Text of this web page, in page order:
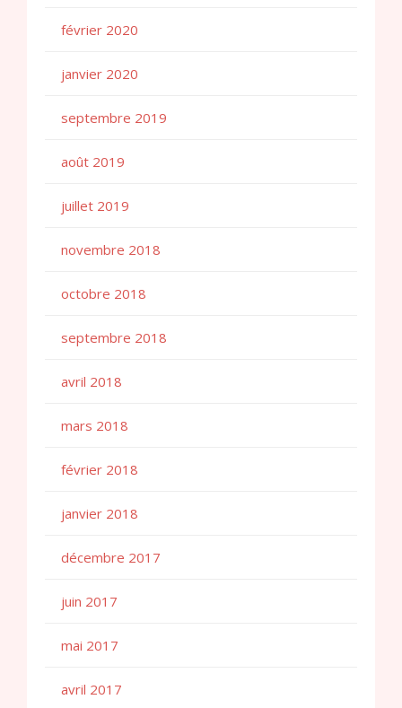
février 2020
janvier 2020
septembre 2019
août 2019
juillet 2019
novembre 2018
octobre 2018
septembre 2018
avril 2018
mars 2018
février 2018
janvier 2018
décembre 2017
juin 2017
mai 2017
avril 2017